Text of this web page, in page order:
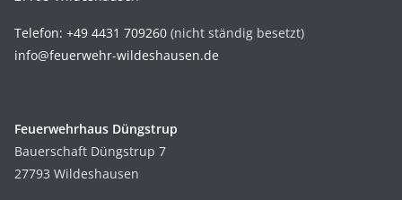
Telefon: +49 4431 709260 (nicht ständig besetzt)
info@feuerwehr-wildeshausen.de
Feuerwehrhaus Düngstrup
Bauerschaft Düngstrup 7
27793 Wildeshausen